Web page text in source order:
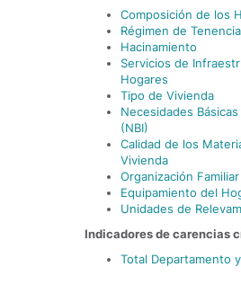
Composición de los
Régimen de
Hacinamiento
Servicios de
Hogares
Tipo de Vivienda
Necesidades
(NBI)
Calidad de los
Vivienda
Organización Familiar
Equipamiento del
Unidades de
Indicadores de carencias
Total Departamento